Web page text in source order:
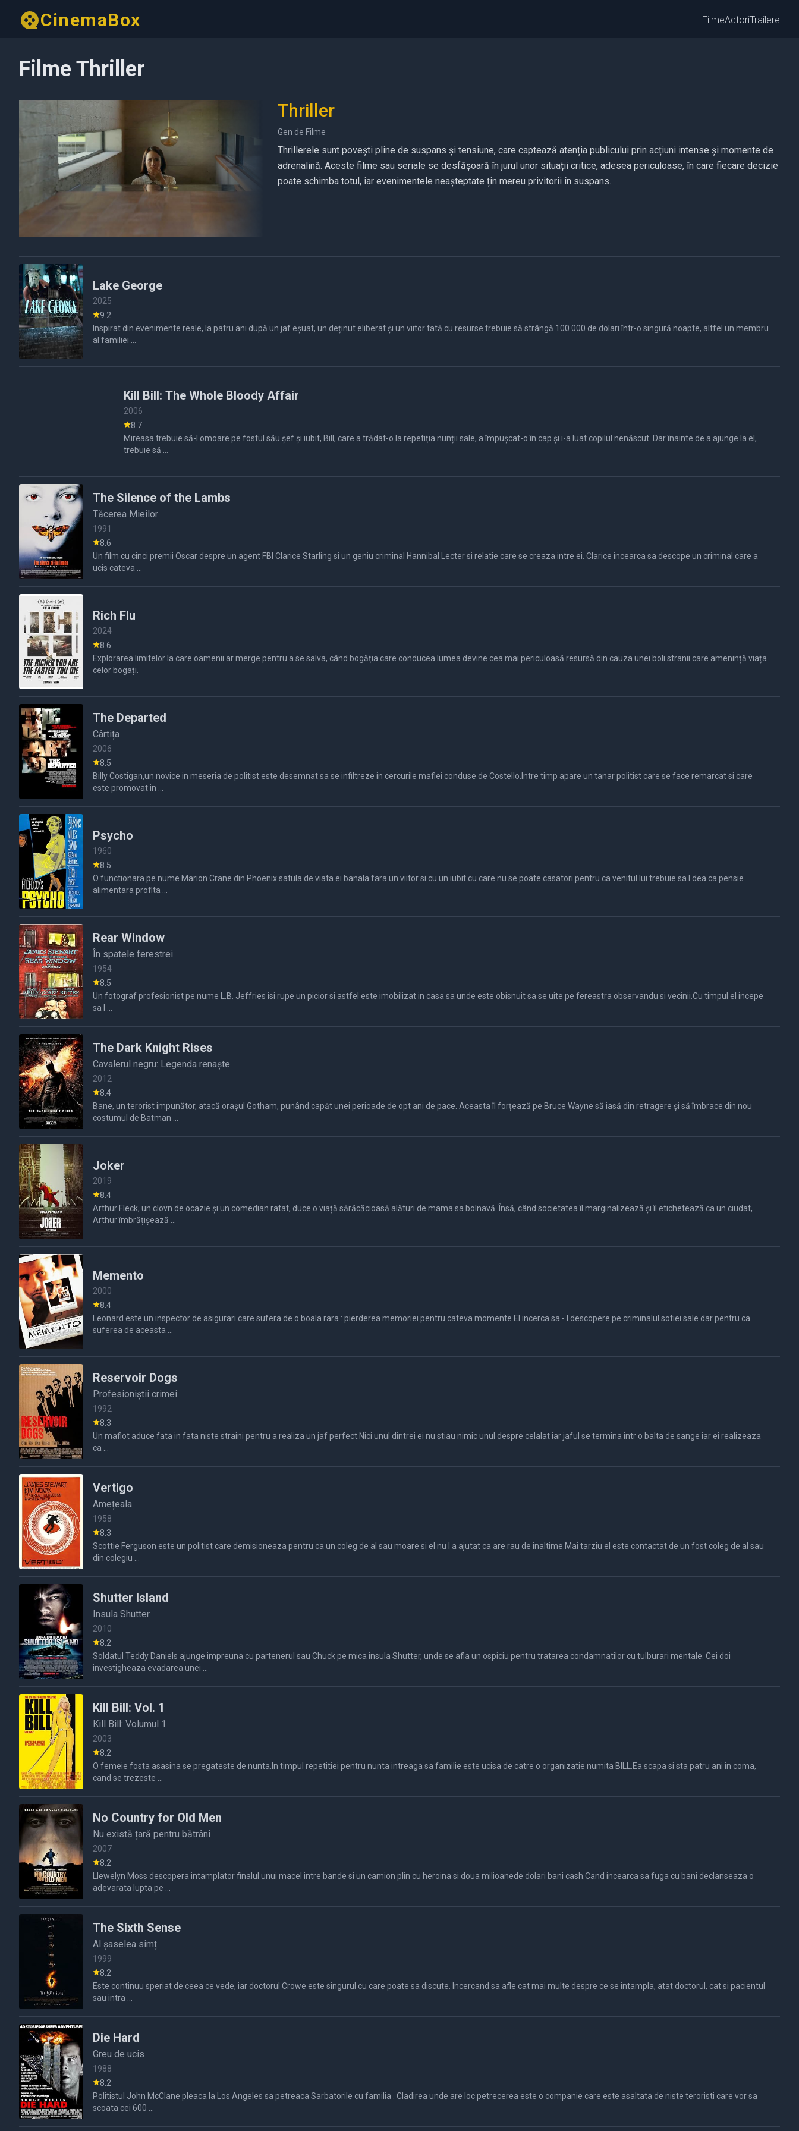
CinemaBox FilmeActoriTrailere
Filme Thriller
Thriller
Gen de Filme
Thrillerele sunt povești pline de suspans și tensiune, care captează atenția publicului prin acțiuni intense și momente de
adrenalină. Aceste filme sau seriale se desfășoară în jurul unor situații critice, adesea periculoase, în care fiecare decizie
poate schimba totul, iar evenimentele neașteptate țin mereu privitorii în suspans.
Lake George
2025
9.2
Inspirat din evenimente reale, la patru ani după un jaf eșuat, un deținut eliberat și un viitor tată cu resurse trebuie să strângă 100.000 de dolari într-o singură noapte, altfel un membru
al familiei ...
Kill Bill: The Whole Bloody Affair
2006
8.7
Mireasa trebuie să-l omoare pe fostul său șef și iubit, Bill, care a trădat-o la repetiția nunții sale, a împușcat-o în cap și i-a luat copilul nenăscut. Dar înainte de a ajunge la el,
The Silence of the Lambs
Tăcerea Mieilor
1991
8.6
Un film cu cinci premii Oscar despre un agent FBI Clarice Starling si un geniu criminal Hannibal Lecter si relatie care se creaza intre ei. Clarice incearca sa descope un criminal care a
Rich Flu
2024
8.6
Explorarea limitelor la care oamenii ar merge pentru a se salva, când bogăția care conducea lumea devine cea mai periculoasă resursă din cauza unei boli stranii care amenință viața
celor bogați.
The Departed
Cârtița
2006
8.5
Billy Costigan,un novice in meseria de politist este desemnat sa se infiltreze in cercurile mafiei conduse de Costello.Intre timp apare un tanar politist care se face remarcat si care
este promovat in ...
Psycho
1960
8.5
O functionara pe nume Marion Crane din Phoenix satula de viata ei banala fara un viitor si cu un iubit cu care nu se poate casatori pentru ca venitul lui trebuie sa l dea ca pensie
alimentara profita ...
Rear Window
În spatele ferestrei
1954
8.5
Un fotograf profesionist pe nume L.B. Jeffries isi rupe un picior si astfel este imobilizat in casa sa unde este obisnuit sa se uite pe fereastra observandu si vecinii.Cu timpul el incepe
The Dark Knight Rises
Cavalerul negru: Legenda renaște
2012
8.4
Bane, un terorist impunător, atacă orașul Gotham, punând capăt unei perioade de opt ani de pace. Aceasta îl forțează pe Bruce Wayne să iasă din retragere și să îmbrace din nou
Joker
2019
8.4
Arthur Fleck, un clovn de ocazie și un comedian ratat, duce o viață sărăcăcioasă alături de mama sa bolnavă. Însă, când societatea îl marginalizează și îl etichetează ca un ciudat,
Arthur îmbrățișează ...
Memento
2000
8.4
Leonard este un inspector de asigurari care sufera de o boala rara : pierderea memoriei pentru cateva momente.El incerca sa - l descopere pe criminalul sotiei sale dar pentru ca
Reservoir Dogs
Profesioniștii crimei
1992
8.3
Un mafiot aduce fata in fata niste straini pentru a realiza un jaf perfect.Nici unul dintrei ei nu stiau nimic unul despre celalat iar jaful se termina intr o balta de sange iar ei realizeaza
Vertigo
Amețeala
1958
8.3
Scottie Ferguson este un politist care demisioneaza pentru ca un coleg de al sau moare si el nu l a ajutat ca are rau de inaltime.Mai tarziu el este contactat de un fost coleg de al sau
din colegiu ...
Shutter Island
Insula Shutter
2010
8.2
Soldatul Teddy Daniels ajunge impreuna cu partenerul sau Chuck pe mica insula Shutter, unde se afla un ospiciu pentru tratarea condamnatilor cu tulburari mentale. Cei doi
Kill Bill: Vol. 1
Kill Bill: Volumul 1
2003
8.2
O femeie fosta asasina se pregateste de nunta.In timpul repetitiei pentru nunta intreaga sa familie este ucisa de catre o organizatie numita BILL.Ea scapa si sta patru ani in coma,
cand se trezeste ...
No Country for Old Men
Nu există țară pentru bătrâni
2007
8.2
Llewelyn Moss descopera intamplator finalul unui macel intre bande si un camion plin cu heroina si doua milioanede dolari bani cash.Cand incearca sa fuga cu bani declanseaza o
The Sixth Sense
Al șaselea simț
1999
8.2
Este continuu speriat de ceea ce vede, iar doctorul Crowe este singurul cu care poate sa discute. Incercand sa afle cat mai multe despre ce se intampla, atat doctorul, cat si pacientul
Die Hard
Greu de ucis
1988
8.2
Politistul John McClane pleaca la Los Angeles sa petreaca Sarbatorile cu familia . Cladirea unde are loc petrecerea este o companie care este asaltata de niste teroristi care vor sa